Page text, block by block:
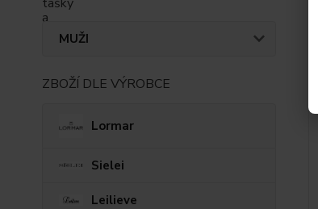
MUŽI
ZBOŽÍ DLE VÝROBCE
Lormar
Sielei
Leilieve